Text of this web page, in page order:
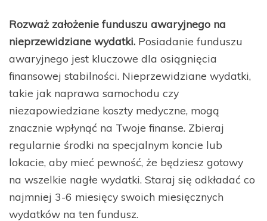
Rozważ założenie funduszu awaryjnego na
nieprzewidziane wydatki. Posiadanie funduszu
awaryjnego jest kluczowe dla osiągnięcia
finansowej stabilności. Nieprzewidziane wydatki,
takie jak naprawa samochodu czy
niezapowiedziane koszty medyczne, mogą
znacznie wpłynąć na Twoje finanse. Zbieraj
regularnie środki na specjalnym koncie lub
lokacie, aby mieć pewność, że będziesz gotowy
na wszelkie nagłe wydatki. Staraj się odkładać co
najmniej 3-6 miesięcy swoich miesięcznych
wydatków na ten fundusz.